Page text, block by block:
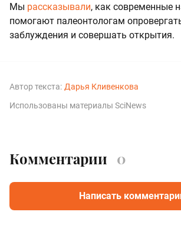
Мы рассказывали, как современные
помогают палеонтологам
заблуждения и совершать открытия.
Автор текста: Дарья Кливенкова
Использованы материалы SciNews
Комментарии 0
Написать